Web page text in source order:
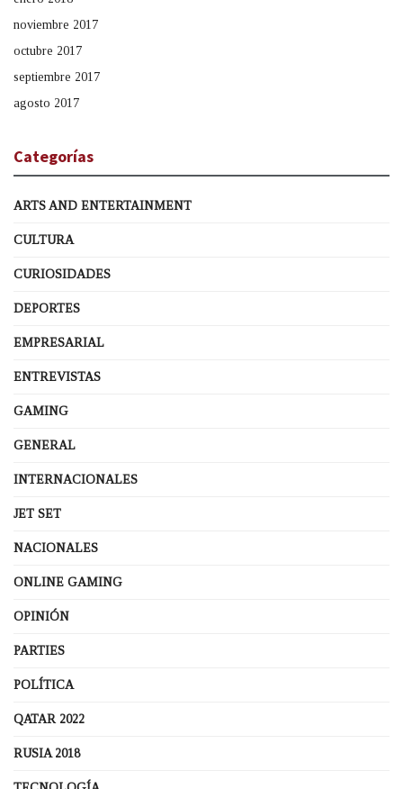
noviembre 2017
octubre 2017
septiembre 2017
agosto 2017
Categorías
ARTS AND ENTERTAINMENT
CULTURA
CURIOSIDADES
DEPORTES
EMPRESARIAL
ENTREVISTAS
GAMING
GENERAL
INTERNACIONALES
JET SET
NACIONALES
ONLINE GAMING
OPINIÓN
PARTIES
POLÍTICA
QATAR 2022
RUSIA 2018